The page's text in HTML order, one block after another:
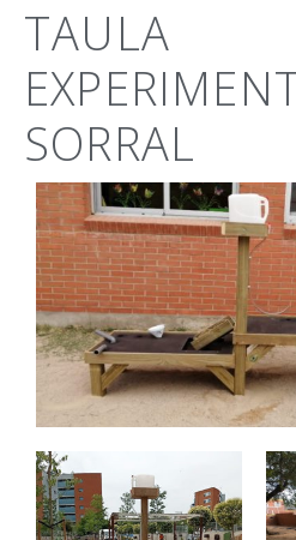
TAULA
SORRAL